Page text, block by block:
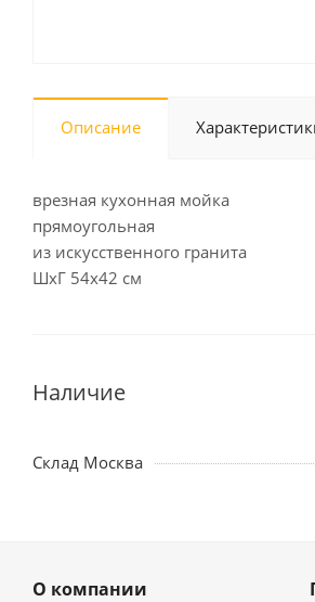
Описание
врезная кухонная мойка
прямоугольная
из искусственного гранита
ШхГ 54х42 см
Наличие
Склад Москва
О компании